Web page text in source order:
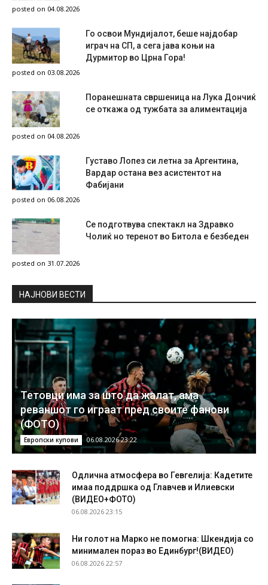
posted on 04.08.2026
Го освои Мундијалот, беше најдобар
играч на СП, а сега јава коњи на
Дурмитор во Црна Гора!
posted on 03.08.2026
Поранешната свршеница на Лука Дончиќ
се откажа од тужбата за алиментација
posted on 04.08.2026
Густаво Лопез си летна за Аргентина,
Вардар остана вез асистентот на
Фабијани
posted on 06.08.2026
Се подготвува спектакл на Здравко
Чолиќ но теренот во Битола е безбеден
posted on 31.07.2026
НAЈНОВИ ВЕСТИ
Тетовци има за што да жалат, ама
реваншот го играат пред своите фанови
(ФОТО)
Европски купови 06.08.2026 23:22
Одлична атмосфера во Гевгелија: Кадетите
имаа поддршка од Главчев и Илиевски
(ВИДЕО+ФОТО)
06.08.2026 23:15
Ни голот на Марко не помогна: Шкендија со
минимален пораз во Единбург!(ВИДЕО)
06.08.2026 22:57